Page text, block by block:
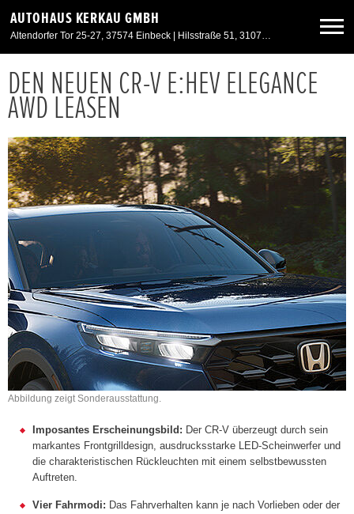
AUTOHAUS KERKAU GMBH
Altendorfer Tor 25-27, 37574 Einbeck | Hilsstraße 51, 31073 Delligsen
Neuwagen
Angebote
Service & Zubehör
Unser Autohaus
DEN NEUEN CR-V E:HEV ELEGANCE
AWD LEASEN
Abbildung zeigt Sonderausstattung.
Imposantes Erscheinungsbild: Der CR-V überzeugt durch sein
markantes Frontgrilldesign, ausdrucksstarke LED-Scheinwerfer und
die charakteristischen Rückleuchten mit einem selbstbewussten
Auftreten.
Vier Fahrmodi: Das Fahrverhalten kann je nach Vorlieben oder der